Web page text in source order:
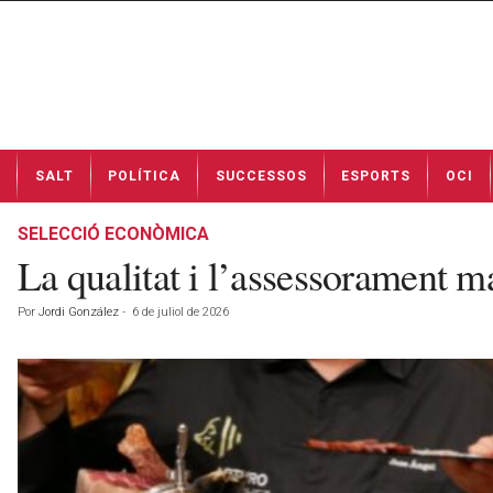
t
SALT POLÍTICA SUCCESSOS ESPORTS OCI
SELECCIÓ ECONÒMICA
La qualitat i l’assessorament
Por Jordi González - 6 de juliol de 2026